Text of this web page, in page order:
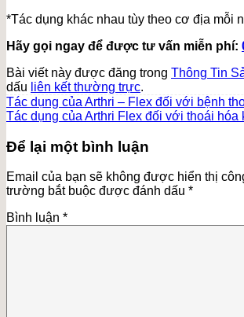
*Tác dụng khác nhau tùy theo cơ địa mỗi
Hãy gọi ngay để được tư vấn miễn phí:
Bài viết này được đăng trong Thông Tin
dấu liên kết thường trực.
Tác dụng của Arthri – Flex đối với bệnh
Tác dụng của Arthri Flex đối với thoái hóa
Để lại một bình luận
Email của bạn sẽ không được hiển thị
trường bắt buộc được đánh dấu *
Bình luận *